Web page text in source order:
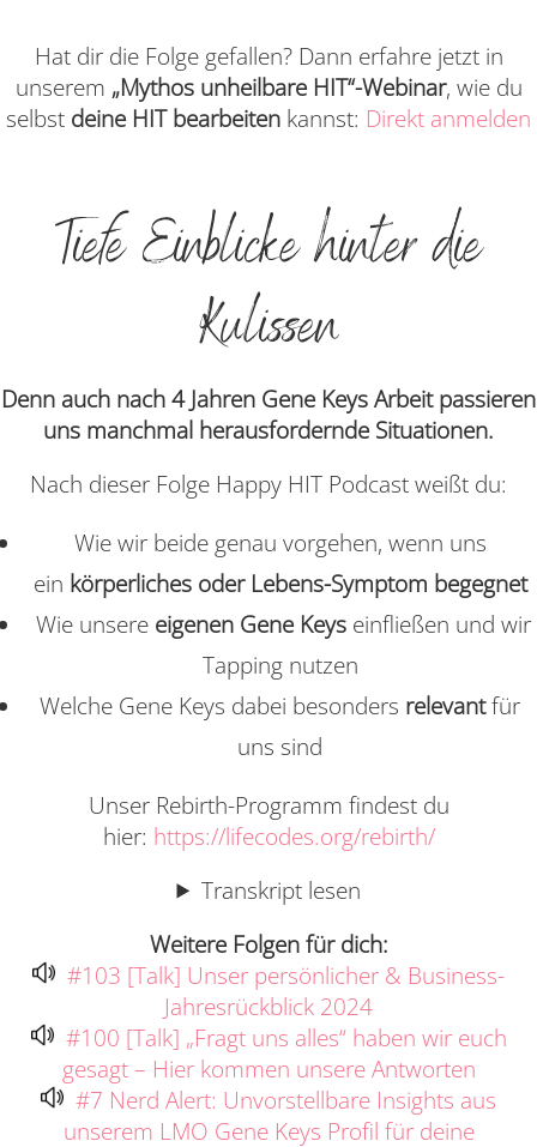
Hat dir die Folge gefallen? Dann erfahre jetzt in
unserem „Mythos unheilbare HIT“-Webinar, wie du
selbst deine HIT bearbeiten kannst: Direkt anmelden
Tiefe Einblicke hinter die
Kulissen
Denn auch nach 4 Jahren Gene Keys Arbeit passieren
uns manchmal herausfordernde Situationen.
Nach dieser Folge Happy HIT Podcast weißt du:
Wie wir beide genau vorgehen, wenn uns
ein körperliches oder Lebens-Symptom begegnet
Wie unsere eigenen Gene Keys einfließen und wir
Tapping nutzen
Welche Gene Keys dabei besonders relevantfür
uns sind
Unser Rebirth-Programm findest du
hier: https://lifecodes.org/rebirth/
Transkript lesen
Weitere Folgen für dich:
#103 [Talk] Unser persönlicher & Business-
Jahresrückblick 2024
#100 [Talk] „Fragt uns alles“ haben wir euch
gesagt – Hier kommen unsere Antworten
#7 Nerd Alert: Unvorstellbare Insights aus
unserem LMO Gene Keys Profil für deine